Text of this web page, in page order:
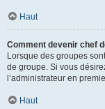
Haut
Comment devenir chef
Lorsque des groupes
de groupe. Si vous
l’administrateur en
Haut